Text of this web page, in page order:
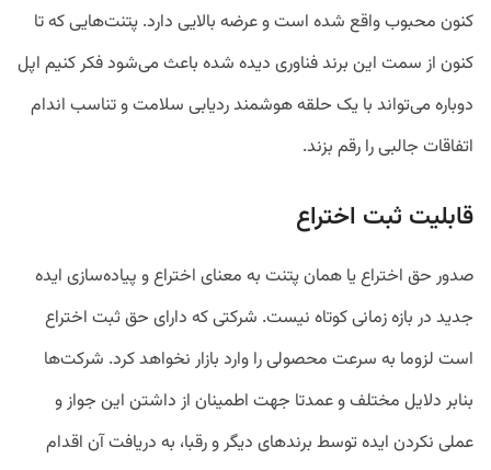
کنون محبوب واقع شده است و عرضه بالایی دارد. پتنت‌هایی که تا
کنون از سمت این برند فناوری دیده شده باعث می‌شود فکر کنیم اپل
دوباره می‌تواند با یک حلقه هوشمند ردیابی سلامت و تناسب اندام
اتفاقات جالبی را رقم بزند.
قابلیت ثبت اختراع
صدور حق اختراع یا همان پتنت به معنای اختراع و پیاده‌سازی ایده
جدید در بازه زمانی کوتاه نیست. شرکتی که دارای حق ثبت اختراع
است لزوما به سرعت محصولی را وارد بازار نخواهد کرد. شرکت‌ها
بنابر دلایل مختلف و عمدتا جهت اطمینان از داشتن این جواز و
عملی نکردن ایده توسط برندهای دیگر و رقبا، به دریافت آن اقدام